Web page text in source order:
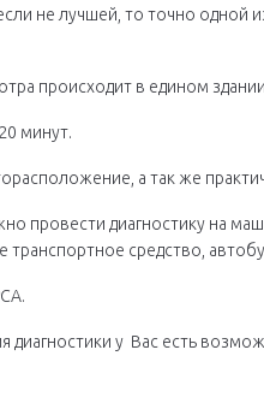
не лучшей, то точно одной
происходит в едином
минут.
а так же
провести диагностику на
транспортное средство,
у Вас есть